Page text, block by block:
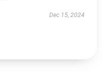
Dec 15, 2024